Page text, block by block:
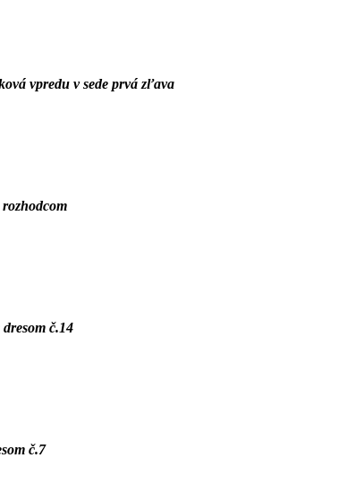
vpredu v sede prvá zľava
dresom č.14
č.7